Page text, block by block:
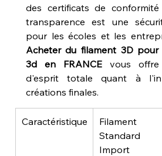
des certificats de conformité
transparence est une
Acheter du filament 3D
3d en FRANCE vous offre
d'esprit totale quant à
créations finales.
Caractéristique
Filament
Standard
Import